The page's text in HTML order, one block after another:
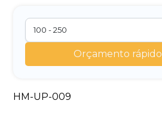
Orçamento rápido
HM-UP-009